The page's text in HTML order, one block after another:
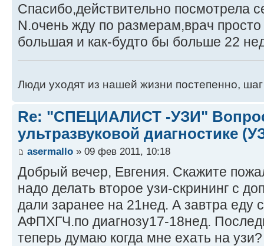
Спасибо,действительно посмотрела
N.очень жду по размерам,врач просто
большая и как-будто бы больше 22
Люди уходят из нашей жизни постепенно,
Re: "СПЕЦИАЛИСТ -УЗИ"
ультразвуковой диагностике
asermallo » 09 фев 2011, 10:18
Добрый вечер, Евгения. Скажите
надо делать второе узи-скрининг с
дали заранее на 21нед. А завтра еду
АФПХГЧ.по диагнозу17-18нед.
теперь думаю когда мне ехать на узи?